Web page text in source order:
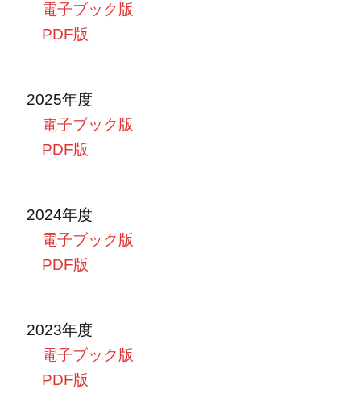
電子ブック版
PDF版
2025年度
電子ブック版
PDF版
2024年度
電子ブック版
PDF版
2023年度
電子ブック版
PDF版